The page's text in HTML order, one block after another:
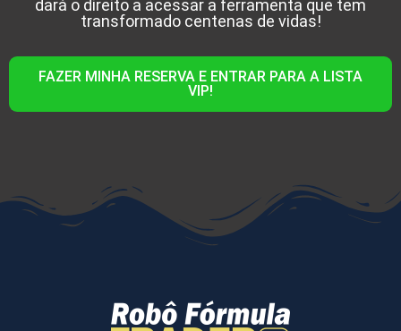
dará o direito a acessar a ferramenta que tem
transformado centenas de vidas!
FAZER MINHA RESERVA E ENTRAR PARA A LISTA
VIP!